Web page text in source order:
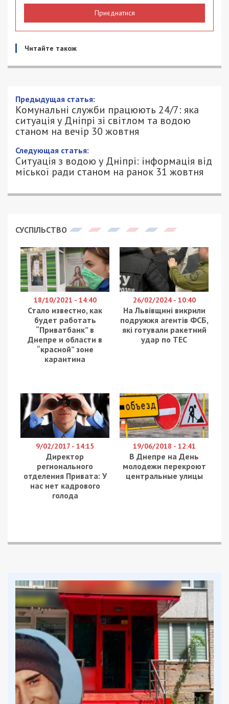
Приєднатися
Читайте також
Предыдущая статья:
Комунальні служби працюють 24/7: яка
ситуація у Дніпрі зі світлом та водою
станом на вечір 30 жовтня
Следующая статья:
Ситуація з водою у Дніпрі: інформація від
міської ради станом на ранок 31 жовтня
СУСПІЛЬСТВО
18/10/2021 - 14:40
Стало известно, как
будет работать
“Приватбанк” в
Днепре и области в
“красной” зоне
карантина
26/02/2024 - 10:40
На Львівщині викрили
подружжя агентів ФСБ,
які готували ракетний
удар по ТЕС
9/02/2017 - 14:15
Директор
регионального
отделения Привата: У
нас нет кадрового
голода
19/06/2018 - 12:41
В Днепре на День
молодежи перекроют
центральные улицы